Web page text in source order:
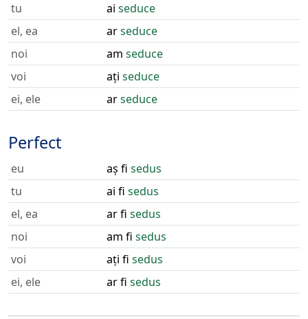
tu
ai seduce
el, ea
arseduce
noi
am seduce
voi
ați seduce
ei, ele
arseduce
Perfect
eu aș fi sedus
tu
ai fi sedus
el, ea
ar fi sedus
noi
am fi sedus
voi
ați fi sedus
ei, ele
ar fi sedus